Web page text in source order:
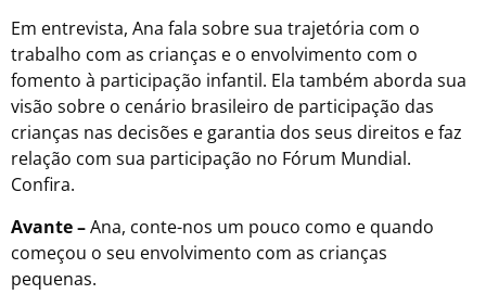
Em entrevista, Ana fala sobre sua trajetória com o
trabalho com as crianças e o envolvimento com o
fomento à participação infantil. Ela também aborda sua
visão sobre o cenário brasileiro de participação das
crianças nas decisões e garantia dos seus direitos e faz
relação com sua participação no Fórum Mundial.
Confira.
Avante –Ana, conte-nos um pouco como e quando
começou o seu envolvimento com as crianças
pequenas.